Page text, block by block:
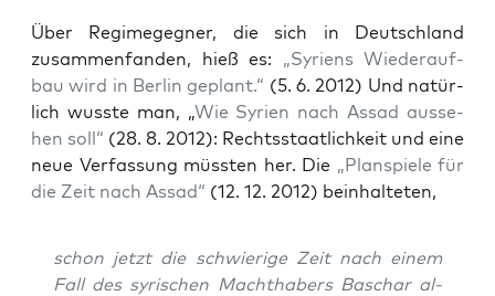
Über Regime­geg­ner, die sich in Deutsch­land
zusam­men­fan­den, hieß es: „Syri­ens Wie­der­auf­
bau wird in Ber­lin geplant.“ (5. 6. 2012) Und natür­
lich wuss­te man, „Wie Syri­en nach Assad aus­se­
hen soll“ (28. 8. 2012): Rechts­staat­lich­keit und eine
neue Ver­fas­sung müss­ten her. Die „Plan­spie­le für
die Zeit nach Assad“ (12. 12. 2012) beinhalteten,
schon jetzt die schwie­ri­ge Zeit nach einem
Fall des syri­schen Macht­ha­bers Baschar al-